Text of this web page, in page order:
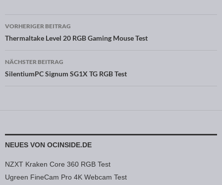
Beitragsnavigation
VORHERIGER BEITRAG
Thermaltake Level 20 RGB Gaming Mouse Test
NÄCHSTER BEITRAG
SilentiumPC Signum SG1X TG RGB Test
NEUES VON OCINSIDE.DE
NZXT Kraken Core 360 RGB Test
Ugreen FineCam Pro 4K Webcam Test